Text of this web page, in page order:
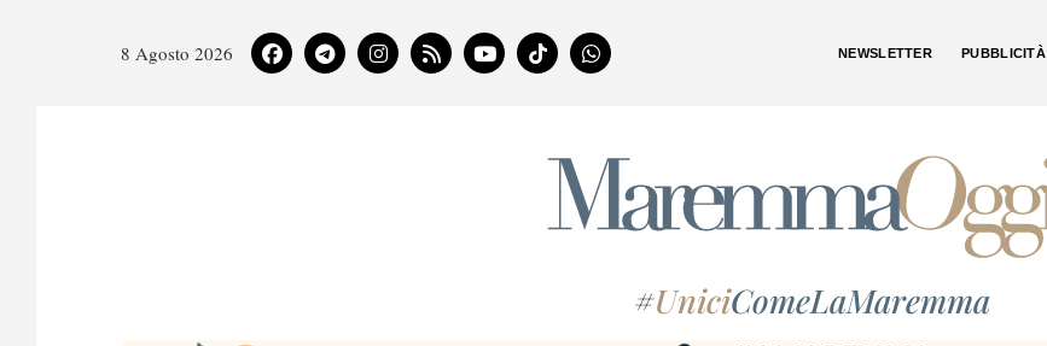
8 Agosto 2026 NEWSLETTER PUBBLICITÀ
#UniciComeLaMaremma